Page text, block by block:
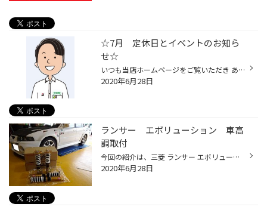
☆7月 定休日とイベントのお知ら
せ☆
いつも当店ホームページをご覧いただき ありがとうございます。 7月の定休日は 1日（水） 8日（水） １ 5日（水） ２ 9日（水）の４日となります。 7/24(金)～7/26(日）の３日間 足回りイベントを開催いたします。 ＴＥＩＮ＆ＨＫＳ トヨタ 86 体感同乗試乗会を開催いたします。 そのほか 新商品Ｔ...
2020年6月28日
ランサー エボリューション 車高
調取付
今回の紹介は、三菱 ランサー エボリューションⅥ （ＣＰ９Ａ）に ＨＫＳ ハイパーマックスⅣ ＧＴの取付紹介事例です。 今までもＨＫＳの車高調をお使いいただいていましたが、リフレッシュするために 新しい車高調をご購入いただきました。 メーカー欠品で納期が約１ケ月かかり、お客様には大変ご迷...
2020年6月28日